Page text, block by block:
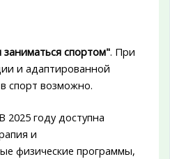
спортом". При
и адаптированной
спорт возможно.
2025 году доступна
и
физические программы,